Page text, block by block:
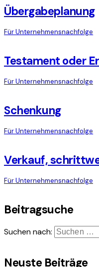
Übergabeplanung
Für Unternehmensnachfolge
Testament oder
Für Unternehmensnachfolge
Schenkung
Für Unternehmensnachfolge
Verkauf,
Für Unternehmensnachfolge
Beitragsuche
Suchen nach:
Neuste Beiträge